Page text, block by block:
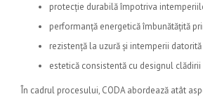
protecție durabilă împotriva
performanță energetică îmbunătățită
rezistență la uzură și intemperii
estetică consistentă cu designul
În cadrul procesului, CODA abordează atât